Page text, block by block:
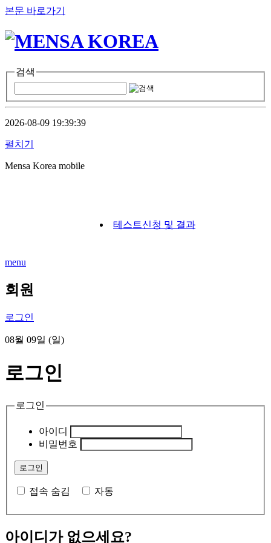
본문 바로가기
검색
2026-08-09 19:39:39
펼치기
Mensa Korea mobile
테스트신청 및 결과
menu
회원
로그인
08월 09일 (일)
로그인
로그인
아이디
비밀번호
접속 숨김 자동
아이디가 없으세요?